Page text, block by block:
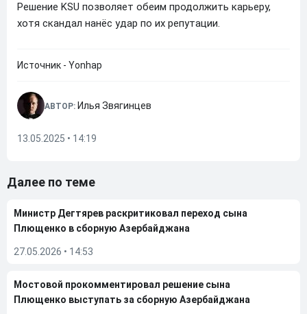
Решение KSU позволяет обеим продолжить карьеру,
хотя скандал нанёс удар по их репутации.
Источник - Yonhap
АВТОР: Илья Звягинцев
13.05.2025 • 14:19
Далее по теме
Министр Дегтярев раскритиковал переход сына
Плющенко в сборную Азербайджана
27.05.2026 • 14:53
Мостовой прокомментировал решение сына
Плющенко выступать за сборную Азербайджана